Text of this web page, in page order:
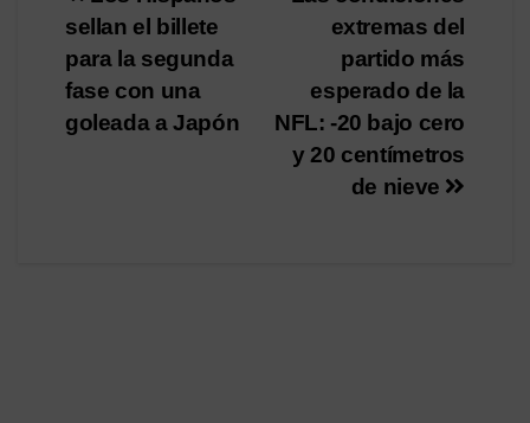
de
entradas
extremas del
partido más
esperado de la
NFL: -20 bajo cero
y 20 centímetros
de nieve
sellan el billete
para la segunda
fase con una
goleada a Japón